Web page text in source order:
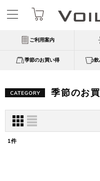
ご利用案内
季節のお買い得 飲
季節のお
表示数
1件